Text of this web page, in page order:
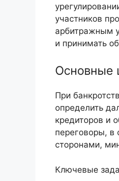
участников
арбитражным
и принимать
Основные
При
определить
кредиторов и
переговоры,
сторонами,
Ключевые